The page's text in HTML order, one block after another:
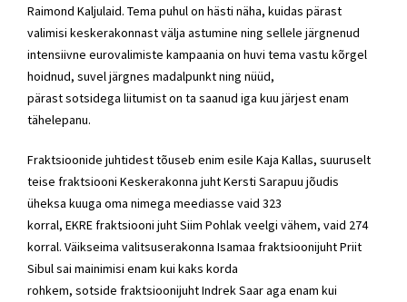
Raimond Kaljulaid. Tema puhul on hästi näha, kuidas pärast
valimisi keskerakonnast välja astumine ning sellele järgnenud
intensiivne eurovalimiste kampaania on huvi tema vastu kõrgel
hoidnud, suvel järgnes madalpunkt ning nüüd,
pärast sotsidega liitumist on ta saanud iga kuu järjest enam
tähelepanu.
Fraktsioonide juhtidest tõuseb enim esile Kaja Kallas, suuruselt
teise fraktsiooni Keskerakonna juht Kersti Sarapuu jõudis
üheksa kuuga oma nimega meediasse vaid 323
korral, EKRE fraktsiooni juht Siim Pohlak veelgi vähem, vaid 274
korral. Väikseima valitsuserakonna Isamaa fraktsioonijuht Priit
Sibul sai mainimisi enam kui kaks korda
rohkem, sotside fraktsioonijuht Indrek Saar aga enam kui